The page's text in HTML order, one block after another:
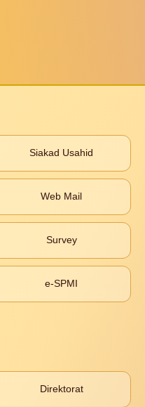
Siakad Usahid
Web Mail
Survey
e-SPMI
Direktorat